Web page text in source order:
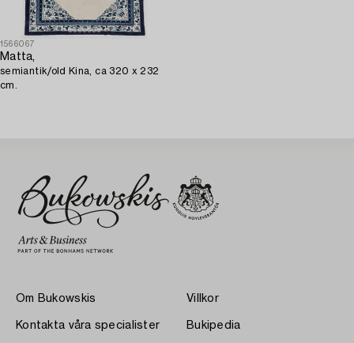
1566067
Matta,
semiantik/old Kina, ca 320 x 232
cm.
Om Bukowskis
Kontakta våra specialister
Villkor
Bukipedia